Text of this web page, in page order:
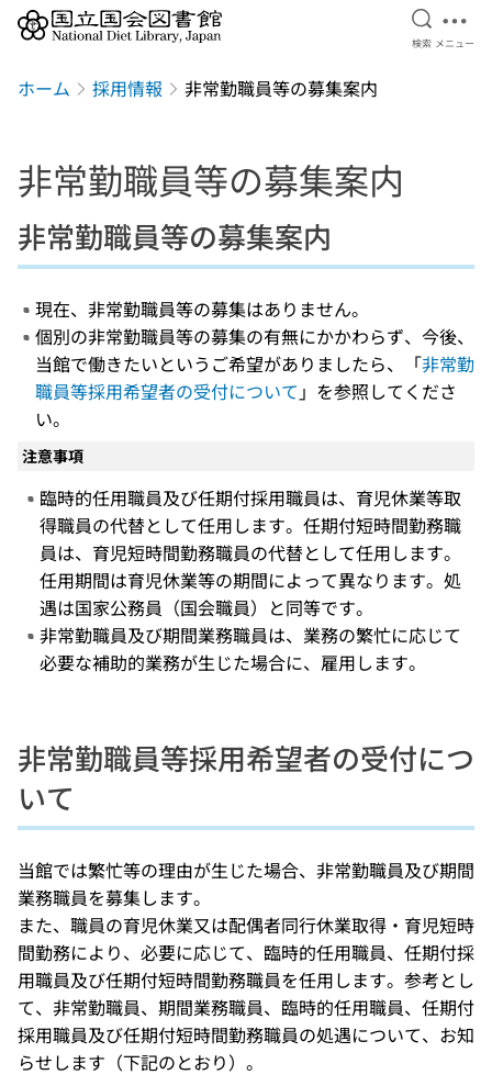
検索を
検索 メ
メニュー
ホーム 採用情報 非常勤職員等の募集案内
非常勤職員等の募集案内
非常勤職員等の募集案内
現在、非常勤職員等の募集はありません。
個別の非常勤職員等の募集の有無にかかわらず、今後、
当館で働きたいというご希望がありましたら、「非常勤
職員等採用希望者の受付について 」を参照してくださ
い。
注意事項
臨時的任用職員及び任期付採用職員は、育児休業等取
得職員の代替として任用します。任期付短時間勤務職
員は、育児短時間勤務職員の代替として任用します。
任用期間は育児休業等の期間によって異なります。処
遇は国家公務員（国会職員）と同等です。
非常勤職員及び期間業務職員は、業務の繁忙に応じて
必要な補助的業務が生じた場合に、雇用します。
非常勤職員等採用希望者の受付につ
いて
当館では繁忙等の理由が生じた場合、非常勤職員及び期間
業務職員を募集します。
また、職員の育児休業又は配偶者同行休業取得・育児短時
間勤務により、必要に応じて、臨時的任用職員、任期付採
用職員及び任期付短時間勤務職員を任用します。参考とし
て、非常勤職員、期間業務職員、臨時的任用職員、任期付
採用職員及び任期付短時間勤務職員の処遇について、お知
らせします（下記のとおり）。